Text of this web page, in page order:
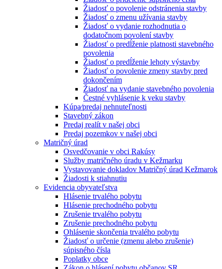
Žiadosť o povolenie odstránenia stavby
Žiadosť o zmenu užívania stavby
Žiadosť o vydanie rozhodnutia o
dodatočnom povolení stavby
Žiadosť o predĺženie platnosti stavebného
povolenia
Žiadosť o predĺženie lehoty výstavby
Žiadosť o povolenie zmeny stavby pred
dokončením
Žiadosť na vydanie stavebného povolenia
Čestné vyhlásenie k veku stavby
Kúpa⁄predaj nehnuteľnosti
Stavebný zákon
Predaj realít v našej obci
Predaj pozemkov v našej obci
Matričný úrad
Osvedčovanie v obci Rakúsy
Služby matričného úradu v Kežmarku
Vystavovanie dokladov Matričný úrad Kežmarok
Žiadosti k stiahnutiu
Evidencia obyvateľstva
Hlásenie trvalého pobytu
Hlásenie prechodného pobytu
Zrušenie trvalého pobytu
Zrušenie prechodného pobytu
Ohlásenie skončenia trvalého pobytu
Žiadosť o určenie (zmenu alebo zrušenie)
súpisného čísla
Poplatky obce